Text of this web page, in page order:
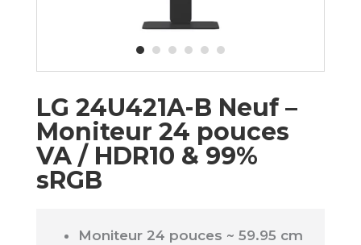
LG 24U421A-B Neuf –
Moniteur 24 pouces
VA / HDR10 & 99%
sRGB
Moniteur 24 pouces ~ 59.95 cm